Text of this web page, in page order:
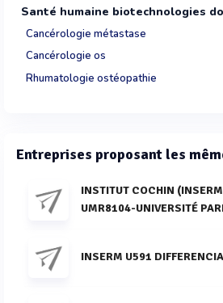
Santé humaine biotechnologies
Cancérologie métastase
Cancérologie os
Rhumatologie ostéopathie
Entreprises proposant les
INSTITUT COCHIN
UMR8104-UNIVERSITÉ
INSERM U591